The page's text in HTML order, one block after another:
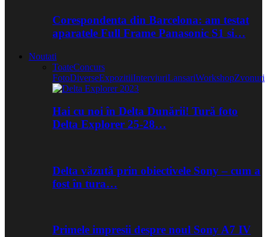
Corespondenta din Barcelona: am testat
aparatele Full Frame Panasonic S1 si…
Noutati
ToateConcurs
FotoDiverseExpozitiiInterviuriLansariWorkshopZvonuri
Hai cu noi în Delta Dunării! Tură foto
Delta Explorer 25-28…
Delta văzută prin obiectivele Sony – cum a
fost în tura…
Primele impresii despre noul Sony A7 IV